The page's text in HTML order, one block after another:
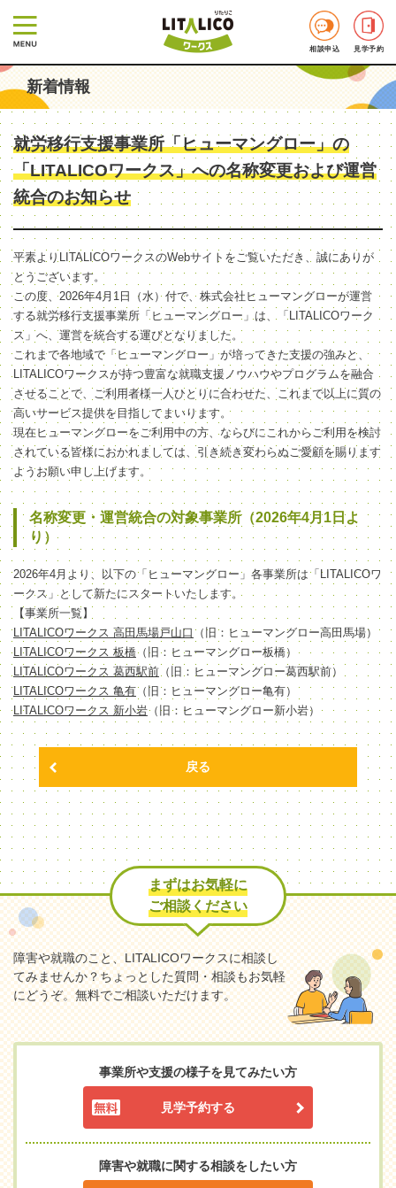
相談申込 見学予約
新着情報
就労移行支援事業所「ヒューマングロー」の
「LITALICOワークス」への名称変更および運営
統合のお知らせ
平素よりLITALICOワークスのWebサイトをご覧いただき、誠にありが
とうございます。
この度、2026年4月1日（水）付で、株式会社ヒューマングローが運営
する就労移行支援事業所「ヒューマングロー」は、「LITALICOワーク
ス」へ、運営を統合する運びとなりました。
これまで各地域で「ヒューマングロー」が培ってきた支援の強みと、
LITALICOワークスが持つ豊富な就職支援ノウハウやプログラムを融合
させることで、ご利用者様一人ひとりに合わせた、これまで以上に質の
高いサービス提供を目指してまいります。
現在ヒューマングローをご利用中の方、ならびにこれからご利用を検討
されている皆様におかれましては、引き続き変わらぬご愛顧を賜ります
ようお願い申し上げます。
名称変更・運営統合の対象事業所（2026年4月1日よ
り）
2026年4月より、以下の「ヒューマングロー」各事業所は「LITALICOワ
ークス」として新たにスタートいたします。
【事業所一覧】
LITALICOワークス 高田馬場戸山口 （旧：ヒューマングロー高田馬場）
LITALICOワークス 板橋（旧：ヒューマングロー板橋）
LITALICOワークス 葛西駅前 （旧：ヒューマングロー葛西駅前）
LITALICOワークス 亀有（旧：ヒューマングロー亀有）
LITALICOワークス 新小岩（旧：ヒューマングロー新小岩）
戻る
まずはお気軽に
ご相談ください
障害や就職のこと、LITALICOワークスに相談し
てみませんか？ちょっとした質問・相談もお気軽
にどうぞ。無料でご相談いただけます。
事業所や支援の様子を見てみたい方
見学予約する
障害や就職に関する相談をしたい方